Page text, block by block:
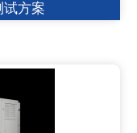
试方案